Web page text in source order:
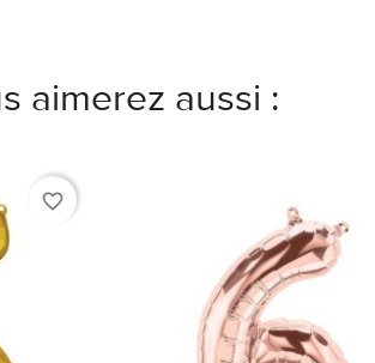
aimerez aussi :
favorite_border